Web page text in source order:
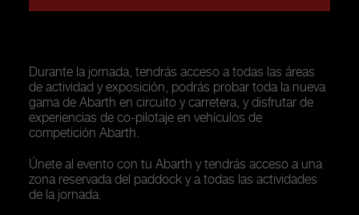
Durante la jornada, tendrás acceso a todas las áreas
de actividad y exposición, podrás probar toda la nueva
gama de Abarth en circuito y carretera, y disfrutar de
experiencias de co-pilotaje en vehículos de
competición Abarth.
Únete al evento con tu Abarth y tendrás acceso a una
zona reservada del paddock y a todas las actividades
de la jornada.